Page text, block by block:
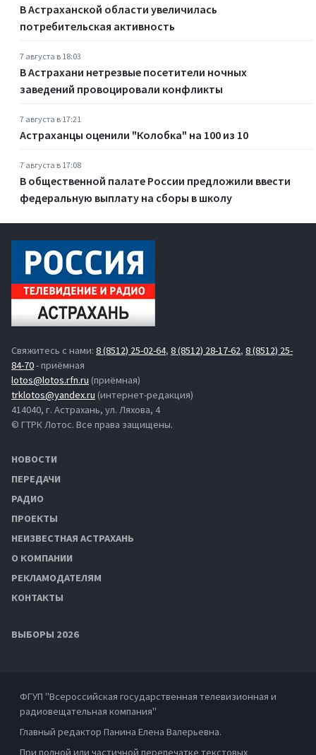
В Астраханской области увеличилась
потребительская активность
7 августа в 18:03
В Астрахани нетрезвые посетители ночных
заведений провоцировали конфликты
7 августа в 17:21
Астраханцы оценили "Колобка" на 100 из 10
7 августа в 17:08
В общественной палате России предложили ввести
федеральную выплату на сборы в школу
Свяжитесь с нами: 8 (8512) 25-02-64, 8 (8512) 28-17-62, 8 (8512) 25-
84-70- приёмная
lotos@lotos.rfn.ru (приёмная)
trklotos@yandex.ru (интернет-редакция)
414040, г. Астрахань, ул. Ляхова, 4
© ГТРК Лотос. Все права защищены.
НОВОСТИ
ПЕРЕДАЧИ
РАДИО
ПРОЕКТЫ
НЕИЗВЕСТНАЯ АСТРАХАНЬ
О КОМПАНИИ
РЕКЛАМОДАТЕЛЯМ
КОНТАКТЫ
ВЫБОРЫ 2026
ФГУП "Всероссийская государственная телевизионная и
радиовещательная компания"
Главный редактор Панина Елена Валерьевна.
При полной или частичной перепечатке текстовых